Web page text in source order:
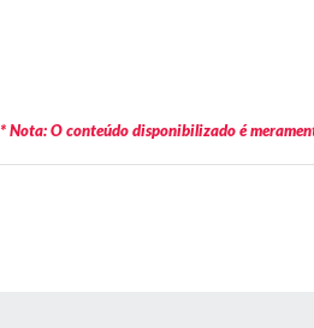
* Nota: O conteúdo disponibilizado é